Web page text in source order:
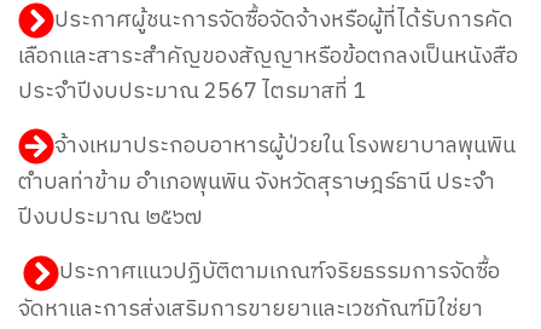
ประกาศผู้ชนะการจัดซื้อจัดจ้างหรือผู้ที่ได้รับการคัด
เลือกและสาระสำคัญของสัญญาหรือข้อตกลงเป็นหนังสือ
ประจำปีงบประมาณ 2567 ไตรมาสที่ 1
จ้างเหมาประกอบอาหารผู้ป่วยใน โรงพยาบาลพุนพิน
ตำบลท่าข้าม อำเภอพุนพิน จังหวัดสุราษฎร์ธานี ประจำ
ปีงบประมาณ ๒๕๖๗
ประกาศแนวปฏิบัติตามเกณฑ์จริยธรรมการจัดซื้อ
จัดหาและการส่งเสริมการขายยาและเวชภัณฑ์มิใช่ยา